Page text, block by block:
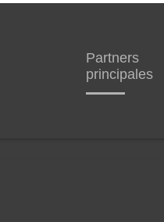
Partners
principales